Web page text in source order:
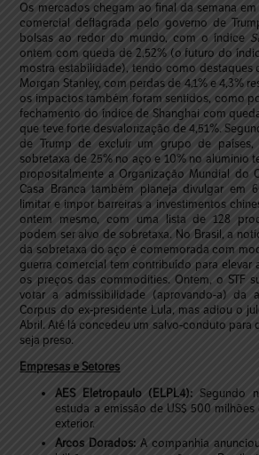
Os mercados chegam ao final da semana
comercial deflagrada pelo governo de
bolsas ao redor do mundo, com o índice
ontem com queda de 2,52% (o futuro do
mostra estabilidade), tendo como destaques
Morgan Stanley, com perdas de 4,1% e 4,3%
os impactos também foram sentidos, como
fechamento do índice de Shanghai com
que teve forte desvalorização de 4,51%.
de Trump de excluir um grupo de
sobretaxa de 25% no aço e 10% no alumínio
propositalmente a Organização Mundial do
Casa Branca também planeja divulgar em
limitar e impor barreiras a investimentos
ontem mesmo, com uma lista de 128
podem ser alvo de sobretaxa. No Brasil, a
da sobretaxa do aço é comemorada com
guerra comercial tem contribuído para elevar
os preços das commodities. Ontem, o STF
votar a admissibilidade (aprovando-a) da
Corpus do ex-presidente Lula, mas adiou o
Abril. Até lá concedeu um salvo-conduto para
seja preso.
Empresas e Setores
AES Eletropaulo (ELPL4): Segundo
estuda a emissão de US$ 500
exterior.
Arcos Dorados: A companhia